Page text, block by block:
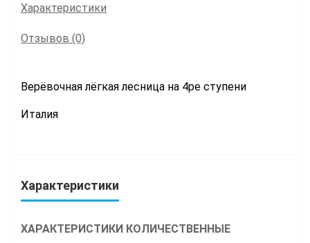
Характеристики
Отзывов (0)
Верёвочная лёгкая лесница на 4ре ступени
Италия
Характеристики
ХАРАКТЕРИСТИКИ КОЛИЧЕСТВЕННЫЕ